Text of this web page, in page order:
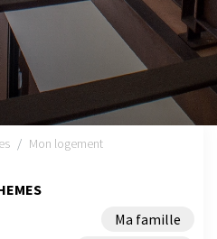
Mon logement
Ma famille